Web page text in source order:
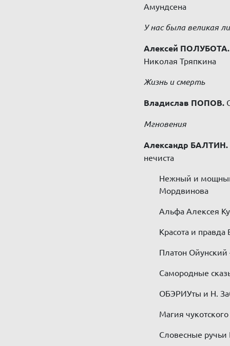
Амундсена
У нас была великая
Алексей ПОЛУБОТА.
Николая Тряпкина
Жизнь и смерть
Владислав ПОПОВ.
Мгновения
Александр БАЛТИН.
нечиста
Нежный и
Мордвинова
Альфа Алексея
Красота и правда
Платон Ойунский
Самородные
ОБЭРИУты и Н.
Магия
Словесные ручьи